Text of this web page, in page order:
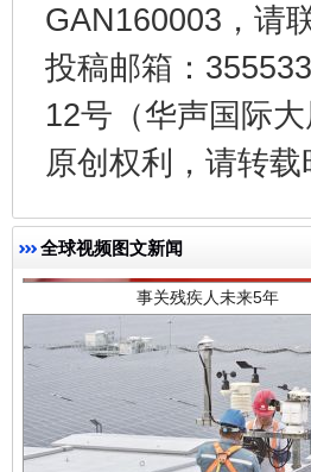
GAN160003，请
投稿邮箱：
12号（华声国际
原创权利，请转
全球视频图文新闻
规模最大的光氢储一体化项